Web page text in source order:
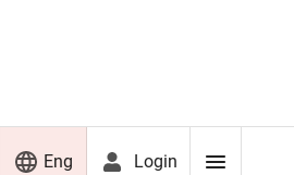
Eng Login